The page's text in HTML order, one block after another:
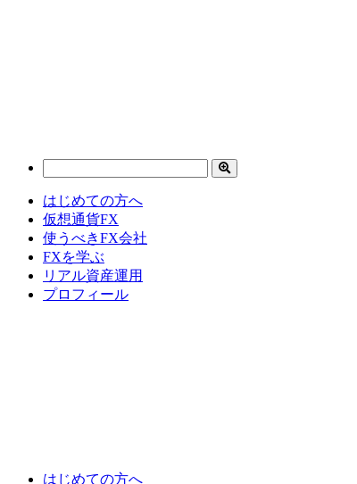
はじめての方へ
仮想通貨FX
使うべきFX会社
FXを学ぶ
リアル資産運用
プロフィール
はじめての方へ